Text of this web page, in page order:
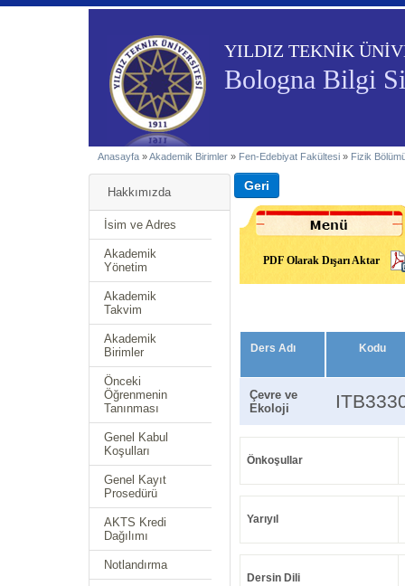
YILDIZ TEKNİK
Bologna Bilgi
Anasayfa »Akademik Birimler » Fen-Edebiyat Fakültesi » Fizik
Hakkımızda
İsim ve Adres
Akademik
Yönetim
Akademik
Takvim
Akademik
Birimler
Önceki
Öğrenmenin
Tanınması
Genel Kabul
Koşulları
Genel Kayıt
Prosedürü
AKTS Kredi
Dağılımı
Notlandırma
PDF Olarak Dışarı Aktar
Ders Adı Kodu
Çevre ve
Ekoloji
Önkoşullar
Yarıyıl
Dersin Dili